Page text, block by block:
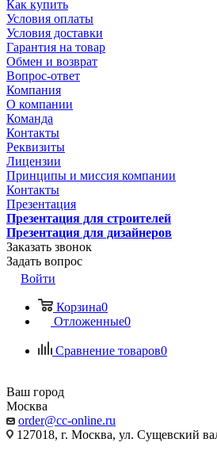
Как купить
Условия оплаты
Условия доставки
Гарантия на товар
Обмен и возврат
Вопрос-ответ
Компания
О компании
Команда
Контакты
Реквизиты
Лицензии
Принципы и миссия компании
Контакты
Презентация
Презентация для строителей
Презентация для дизайнеров
Заказать звонок
Задать вопрос
Войти
Корзина0
Отложенные0
Сравнение товаров0
Ваш город
Москва
order@cc-online.ru
127018, г. Москва, ул. Сущевский